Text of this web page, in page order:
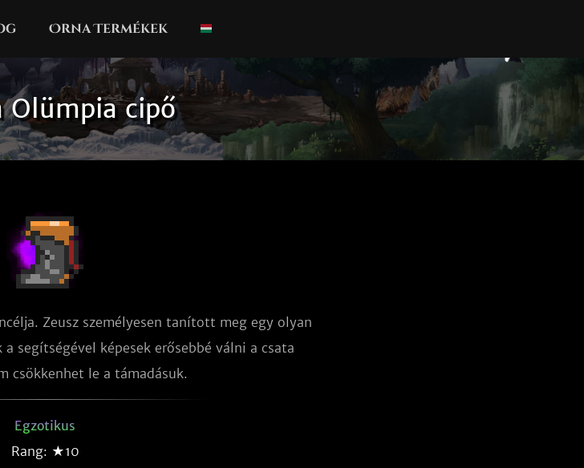
Orna Termékek
Olümpia cipő
Zeusz személyesen tanított meg egy olyan
segítségével képesek erősebbé válni a csata
csökkenhet le a támadásuk.
Egzotikus
Rang: ★10